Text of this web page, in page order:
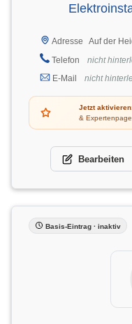
Adresse
Auf der
Telefon
nicht
E-Mail
nicht
Jetzt
&
Bearbeiten
Basis-Eintrag · inaktiv